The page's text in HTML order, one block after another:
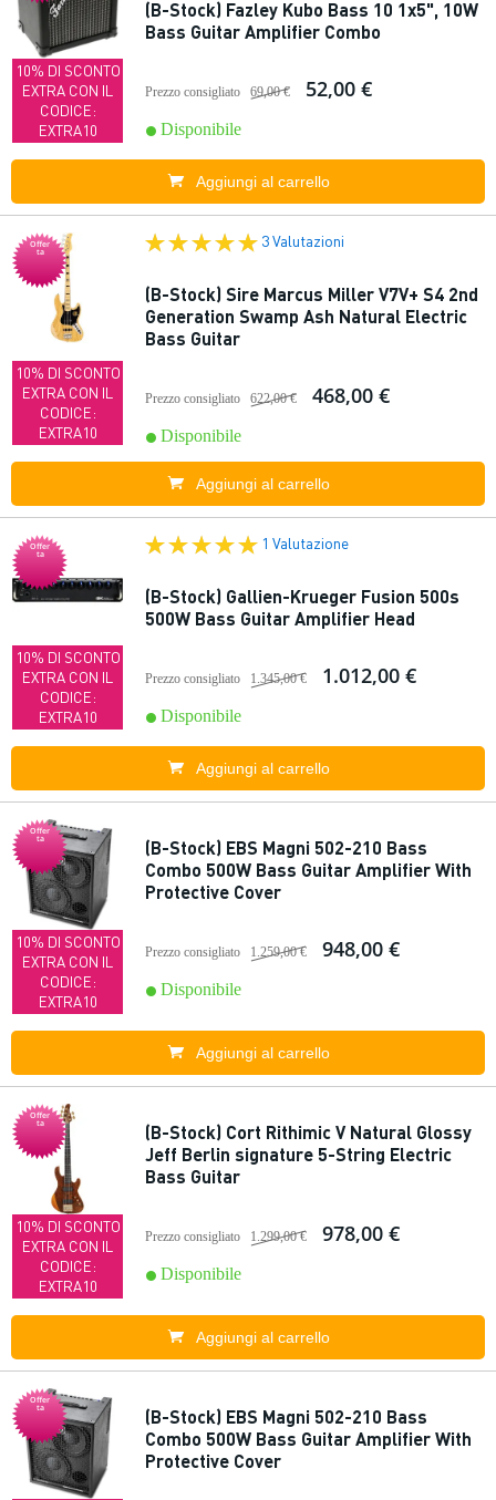
10% DI SCONTO
EXTRA CON IL
CODICE:
EXTRA10
(B-Stock) Fazley Kubo Bass 10 1x5", 10W
Bass Guitar Amplifier Combo
Prezzo consigliato 69,00 € 52,00 €
Disponibile
Aggiungi al carrello
Offer
ta
10% DI SCONTO
EXTRA CON IL
CODICE:
EXTRA10
3 Valutazioni
(B-Stock) Sire Marcus Miller V7V+ S4 2nd
Generation Swamp Ash Natural Electric
Bass Guitar
Prezzo consigliato 622,00 € 468,00 €
Disponibile
Aggiungi al carrello
Offer
ta
10% DI SCONTO
EXTRA CON IL
CODICE:
EXTRA10
1 Valutazione
(B-Stock) Gallien-Krueger Fusion 500s
500W Bass Guitar Amplifier Head
Prezzo consigliato 1.345,00 € 1.012,00 €
Disponibile
Aggiungi al carrello
Offer
ta
10% DI SCONTO
EXTRA CON IL
CODICE:
EXTRA10
(B-Stock) EBS Magni 502-210 Bass
Combo 500W Bass Guitar Amplifier With
Protective Cover
Prezzo consigliato 1.259,00 € 948,00 €
Disponibile
Aggiungi al carrello
Offer
ta
10% DI SCONTO
EXTRA CON IL
CODICE:
EXTRA10
(B-Stock) Cort Rithimic V Natural Glossy
Jeff Berlin signature 5-String Electric
Bass Guitar
Prezzo consigliato 1.299,00 € 978,00 €
Disponibile
Aggiungi al carrello
Offer
ta
(B-Stock) EBS Magni 502-210 Bass
Combo 500W Bass Guitar Amplifier With
Protective Cover